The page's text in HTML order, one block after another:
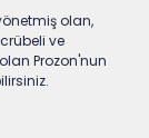
olan,
ve
Prozon'nun